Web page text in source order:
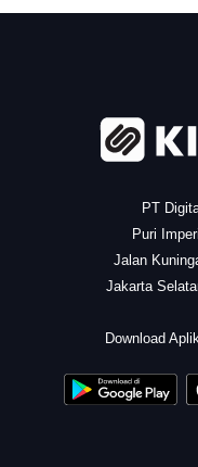
PT
Puri
Jalan
Jakarta
Download